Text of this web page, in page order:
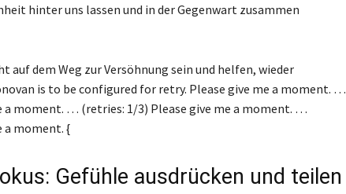
hinter uns lassen und in der Gegenwart zusammen
auf dem Weg zur Versöhnung sein und helfen, wieder
is to be configured for retry. Please give me a moment. …
a moment. … (retries: 1/3) Please give me a moment. …
a moment. {
Gefühle ausdrücken und teilen